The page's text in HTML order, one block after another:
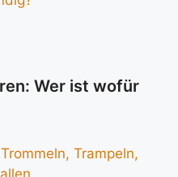
Wer ist wofür